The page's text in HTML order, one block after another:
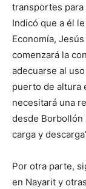
transportes
Indicó que a él
Economía,
comenzará la
adecuarse al
puerto de altura
necesitará una
desde Borbollón
carga y
Por otra parte,
en Nayarit y